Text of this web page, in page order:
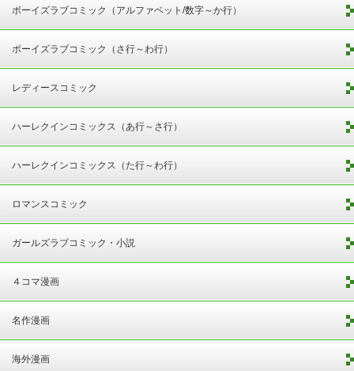
ボーイズラブコミック（アルファベット/数字～か行）
ボーイズラブコミック（さ行～わ行）
レディースコミック
ハーレクインコミックス（あ行～さ行）
ハーレクインコミックス（た行～わ行）
ロマンスコミック
ガールズラブコミック・小説
４コマ漫画
名作漫画
海外漫画